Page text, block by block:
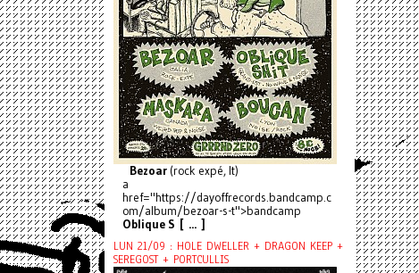
Bezoar (rock expé, It)
a
href="https://dayoffrecords.bandcamp.c
om/album/bezoar-s-t">bandcamp
Oblique S [ ... ]
LUN 21/09 : HOLE DWELLER + DRAGON KEEP +
SEREGOST + PORTCULLIS